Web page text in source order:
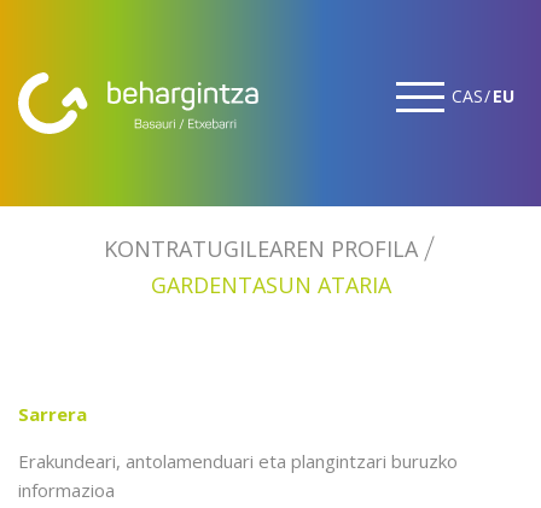
CAS EU
KONTRATUGILEAREN PROFILA
GARDENTASUN ATARIA
Sarrera
Erakundeari, antolamenduari eta plangintzari buruzko
informazioa